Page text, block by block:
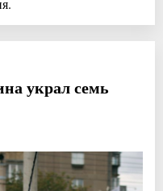
украл семь